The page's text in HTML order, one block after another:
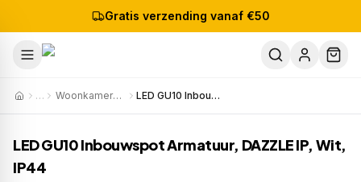
Gratis verzending vanaf €50
… Woonkamerverlichting LED GU10 Inbouwspot Armatuur, DAZZLE IP, Wit, IP44
LED GU10 Inbouwspot Armatuur, DAZZLE IP, Wit,
IP44